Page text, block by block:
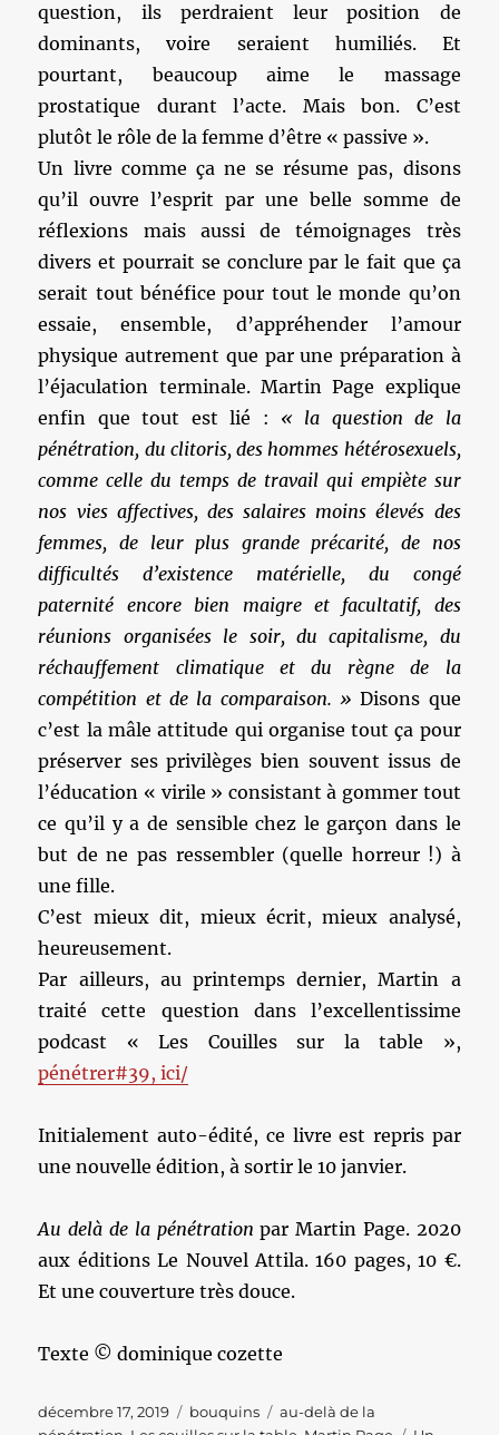
question, ils perdraient leur position de
dominants, voire seraient humiliés. Et
pourtant, beaucoup aime le massage
prostatique durant l’acte. Mais bon. C’est
plutôt le rôle de la femme d’être « passive ».
Un livre comme ça ne se résume pas, disons
qu’il ouvre l’esprit par une belle somme de
réflexions mais aussi de témoignages très
divers et pourrait se conclure par le fait que ça
serait tout bénéfice pour tout le monde qu’on
essaie, ensemble, d’appréhender l’amour
physique autrement que par une préparation à
l’éjaculation terminale. Martin Page explique
enfin que tout est lié : « la question de la
pénétration, du clitoris, des hommes hétérosexuels,
comme celle du temps de travail qui empiète sur
nos vies affectives, des salaires moins élevés des
femmes, de leur plus grande précarité, de nos
difficultés d’existence matérielle, du congé
paternité encore bien maigre et facultatif, des
réunions organisées le soir, du capitalisme, du
réchauffement climatique et du règne de la
compétition et de la comparaison. » Disons que
c’est la mâle attitude qui organise tout ça pour
préserver ses privilèges bien souvent issus de
l’éducation « virile » consistant à gommer tout
ce qu’il y a de sensible chez le garçon dans le
but de ne pas ressembler (quelle horreur !) à
une fille.
C’est mieux dit, mieux écrit, mieux analysé,
heureusement.
Par ailleurs, au printemps dernier, Martin a
traité cette question dans l’excellentissime
podcast « Les Couilles sur la table »,
pénétrer#39, ici/
Initialement auto-édité, ce livre est repris par
une nouvelle édition, à sortir le 10 janvier.
Au delà de la pénétration par Martin Page. 2020
aux éditions Le Nouvel Attila. 160 pages, 10 €.
Et une couverture très douce.
Texte © dominique cozette
Publié
décembre 17, 2019 Catégories
bouquins Étiquettes
au-delà de la